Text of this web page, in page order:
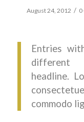
August 24, 2012 / 0
Entries
headline.
commodo